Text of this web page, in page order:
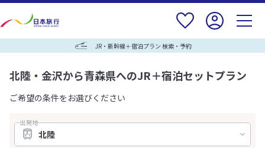
JR・新幹線＋宿泊プラン 検索・予約
北陸・金沢から青森県へのJR＋宿泊セットプラン
ご希望の条件をお選びください
出発地